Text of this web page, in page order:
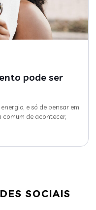
pode ser
e só de pensar em
comum de acontecer,
SOCIAIS